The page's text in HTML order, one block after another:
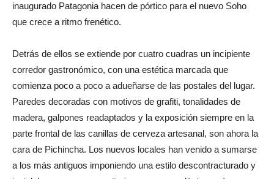
Oroño, en la cual el frente del célebre R&Fy el recientemente
inaugurado Patagonia hacen de pórtico para el nuevo Soho
Detrás de ellos se extiende por cuatro cuadras un incipiente
corredor gastronómico, con una estética marcada que
comienza poco a poco a adueñarse de las postales del lugar.
Paredes decoradas con motivos de grafiti, tonalidades de
madera, galpones readaptados y la exposición siempre en la
parte frontal de las canillas de cerveza artesanal, son ahora la
cara de Pichincha. Los nuevos locales han venido a sumarse